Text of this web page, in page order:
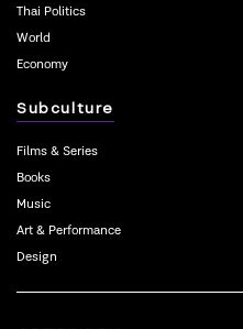
Thai Politics
World
Economy
Subculture
Films & Series
Books
Music
Art & Performance
Design